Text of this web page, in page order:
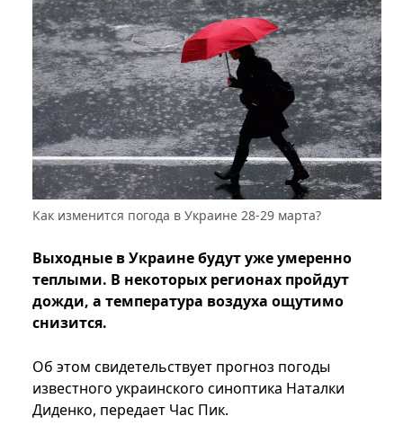
Как изменится погода в Украине 28-29 марта?
Выходные в Украине будут уже умеренно
теплыми. В некоторых регионах пройдут
дожди, а температура воздуха ощутимо
снизится.
Об этом свидетельствует прогноз погоды
известного украинского синоптика Наталки
Диденко, передает Час Пик.